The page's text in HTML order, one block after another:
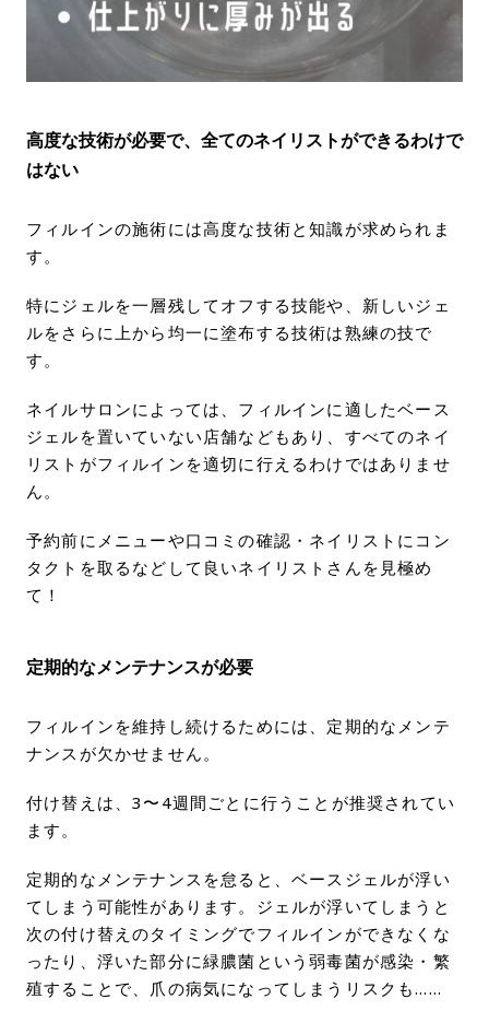
高度な技術が必要で、全てのネイリストができるわけで
はない
フィルインの施術には高度な技術と知識が求められま
す。
特にジェルを一層残してオフする技能や、新しいジェ
ルをさらに上から均一に塗布する技術は熟練の技で
す。
ネイルサロンによっては、フィルインに適したベース
ジェルを置いていない店舗などもあり、すべてのネイ
リストがフィルインを適切に行えるわけではありませ
ん。
予約前にメニューや口コミの確認・ネイリストにコン
タクトを取るなどして良いネイリストさんを見極め
て！
定期的なメンテナンスが必要
フィルインを維持し続けるためには、定期的なメンテ
ナンスが欠かせません。
付け替えは、3〜4週間ごとに行うことが推奨されてい
ます。
定期的なメンテナンスを怠ると、ベースジェルが浮い
てしまう可能性があります。ジェルが浮いてしまうと
次の付け替えのタイミングでフィルインができなくな
ったり、浮いた部分に緑膿菌という弱毒菌が感染・繁
殖することで、爪の病気になってしまうリスクも……